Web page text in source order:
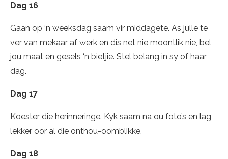
Dag 16
Gaan op ‘n weeksdag saam vir middagete. As julle te
ver van mekaar af werk en dis net nie moontlik nie, bel
jou maat en gesels ‘n bietjie. Stel belang in sy of haar
dag.
Dag 17
Koester die herinneringe. Kyk saam na ou foto’s en lag
lekker oor al die onthou-oomblikke.
Dag 18